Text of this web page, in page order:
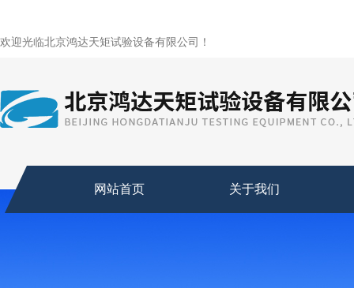
欢迎光临北京鸿达天矩试验设备有限公司！
网站首页 关于我们